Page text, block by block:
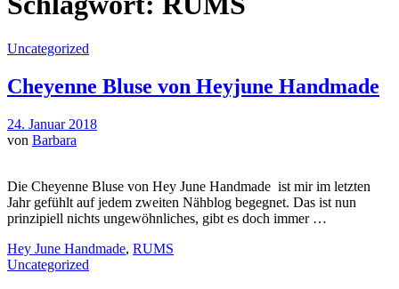
Uncategorized
Cheyenne Bluse von Heyjune Handmade
24. Januar 2018
von Barbara
Die Cheyenne Bluse von Hey June Handmade ist mir im letzten
Jahr gefühlt auf jedem zweiten Nähblog begegnet. Das ist nun
prinzipiell nichts ungewöhnliches, gibt es doch immer …
Hey June Handmade, RUMS
Uncategorized